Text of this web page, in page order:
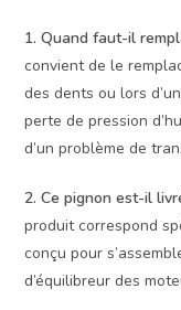
1. Quand faut-il
convient de le
des dents ou lors
perte de pression
d’un problème de
2. Ce pignon est-il
produit correspond
conçu pour
d’équilibreur des